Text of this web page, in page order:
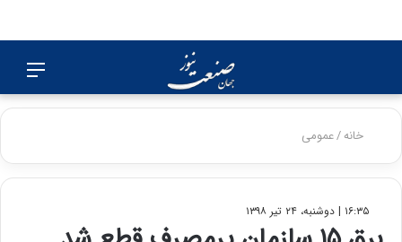
برای
خانه/عمومی
۱۶:۳۵ | دوشنبه، ۲۴ تیر ۱۳۹۸